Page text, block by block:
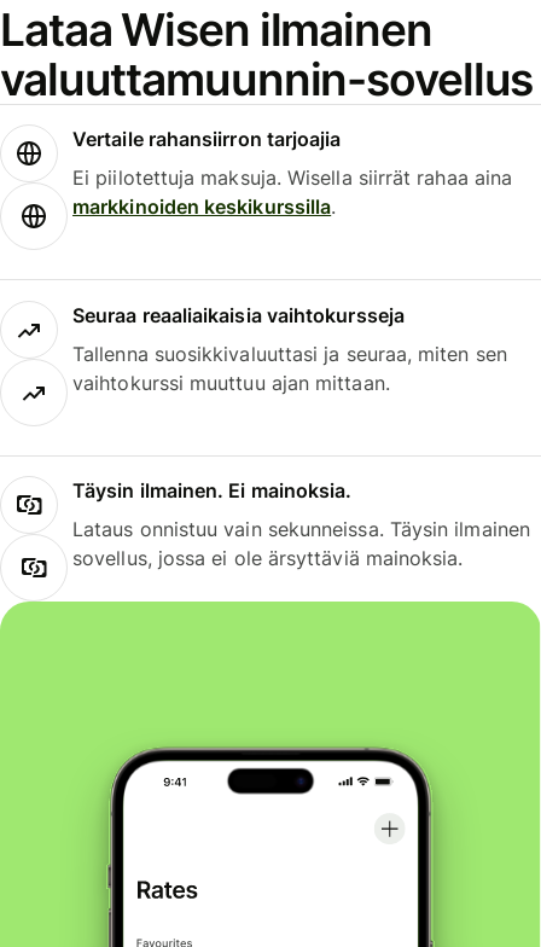
Lataa Wisen ilmainen
valuuttamuunnin-sovellus
Vertaile rahansiirron tarjoajia
Ei piilotettuja maksuja. Wisella siirrät rahaa aina
markkinoiden keskikurssilla.
Seuraa reaaliaikaisia vaihtokursseja
Tallenna suosikkivaluuttasi ja seuraa, miten sen
vaihtokurssi muuttuu ajan mittaan.
Täysin ilmainen. Ei mainoksia.
Lataus onnistuu vain sekunneissa. Täysin ilmainen
sovellus, jossa ei ole ärsyttäviä mainoksia.